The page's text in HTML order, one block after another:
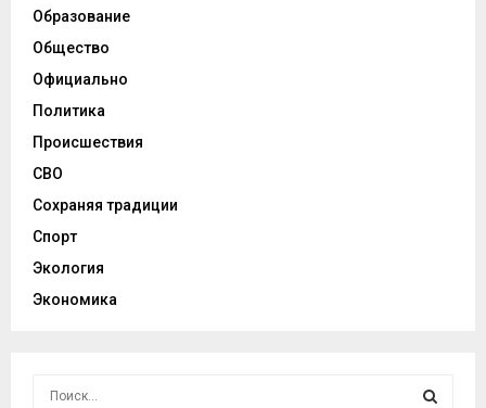
Образование
Общество
Официально
Политика
Происшествия
СВО
Сохраняя традиции
Спорт
Экология
Экономика